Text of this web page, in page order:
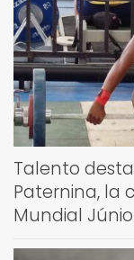
Talento
Paternina, la
Mundial